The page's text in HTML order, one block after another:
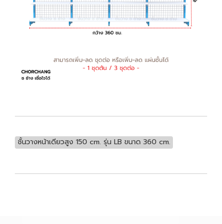
ชั้นวางหน้าเดียวสูง 150 cm. รุ่น LB ขนาด 360 cm.